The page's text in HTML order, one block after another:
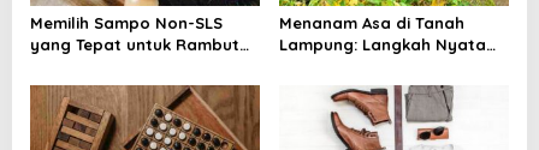
Memilih Sampo Non-SLS
yang Tepat untuk Rambut
Sehat
Menanam Asa di Tanah
Lampung: Langkah Nyata
Wujudkan Kemandirian
Pangan